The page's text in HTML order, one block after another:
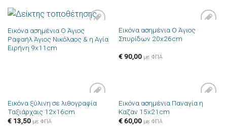
Πρόσθήκη
στην λίστα
Εικόνα ασημένια Ο Άγιος
Ραφαήλ Άγιος Νικόλαος & η Αγία
Ειρήνη 9x11cm
Πρόσθήκη
Εικόνα ασημένια Ο Άγιος
Σπυρίδων 20x26cm
€90,00 με ΦΠΑ
Πρόσθήκη
Εικόνα ξύλινη σε λιθογραφία
Ταξιάρχαις 12x16cm
€13,50 με ΦΠΑ
Πρόσθήκη
Εικόνα ασημένια Παναγία η
Καζαν 15x21cm
€60,00 με ΦΠΑ